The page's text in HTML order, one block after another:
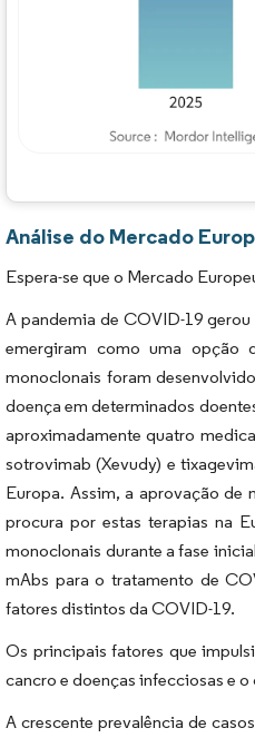
Análise do Mercado
Espera-se que o Mercado
A pandemia de COVID-19
emergiram como uma opção
monoclonais foram
doença em determinados
aproximadamente quatro
sotrovimab (Xevudy) e
Europa. Assim, a aprovação de
procura por estas terapias na
monoclonais durante a fase
mAbs para o tratamento de
fatores distintos da COVID-19.
Os principais fatores que
cancro e doenças infecciosas e
A crescente prevalência de